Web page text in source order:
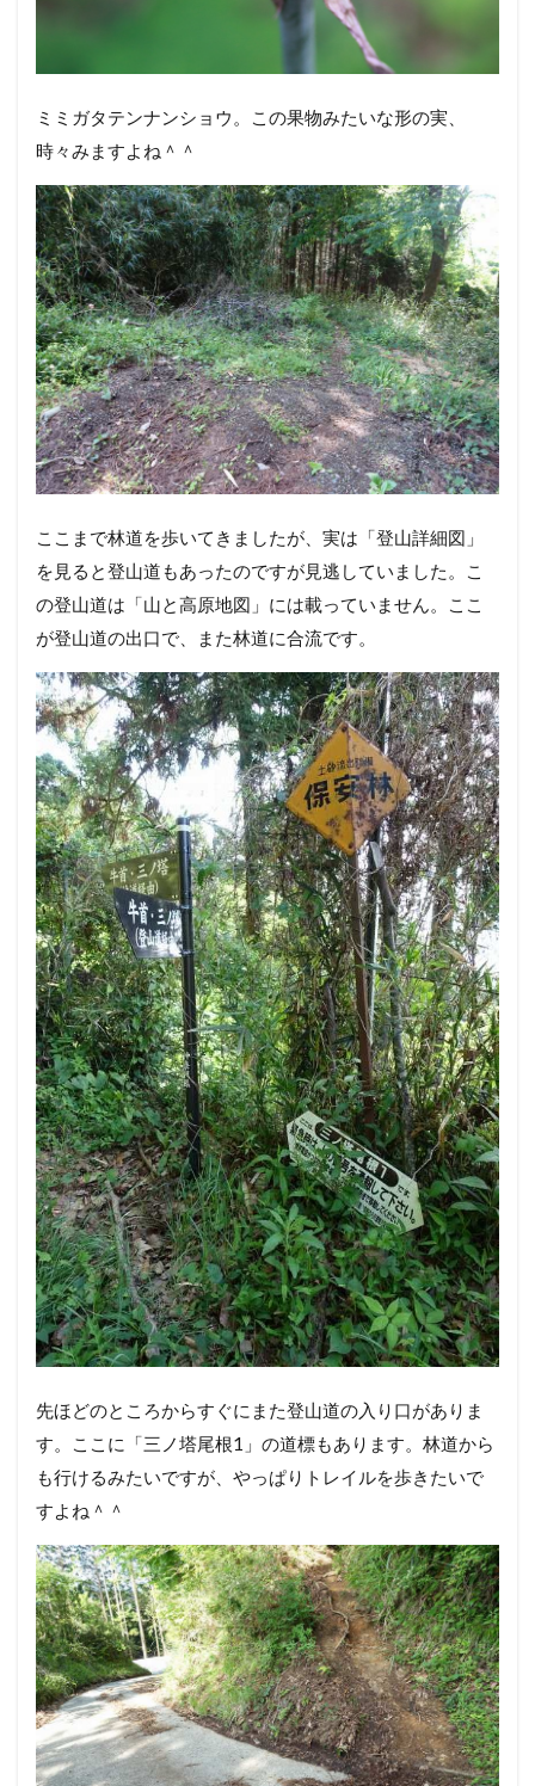
ミミガタテンナンショウ。この果物みたいな形の実、
時々みますよね＾＾
ここまで林道を歩いてきましたが、実は「登山詳細図」
を見ると登山道もあったのですが見逃していました。こ
の登山道は「山と高原地図」には載っていません。ここ
が登山道の出口で、また林道に合流です。
先ほどのところからすぐにまた登山道の入り口がありま
す。ここに「三ノ塔尾根1」の道標もあります。林道から
も行けるみたいですが、やっぱりトレイルを歩きたいで
すよね＾＾